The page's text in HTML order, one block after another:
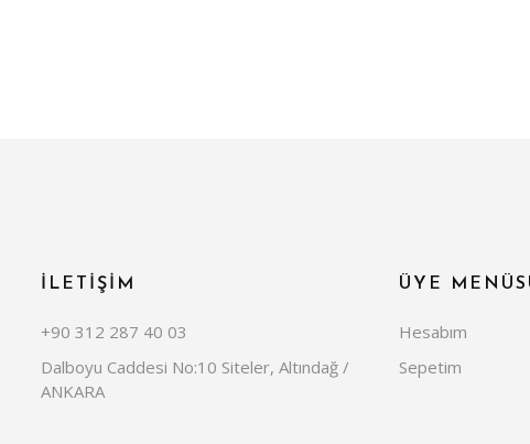
İLETİŞİM
+90 312 287 40 03
Dalboyu Caddesi No:10 Siteler, Altındağ /
ANKARA
ÜYE
Hesabım
Sepetim